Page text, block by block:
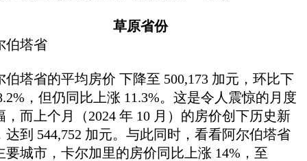
草原省份
伯塔省
伯塔省的平均房价 下降至 500,173 加元，环比下
，但仍同比上涨 11.3%。这是令人震惊的月度
，而上个月（2024 年 10 月）的房价创下历史新
达到 544,752 加元。与此同时，看看阿尔伯塔省
要城市，卡尔加里的房价同比上涨 14%，至